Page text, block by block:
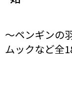
～ペンギンの
ムックなど全